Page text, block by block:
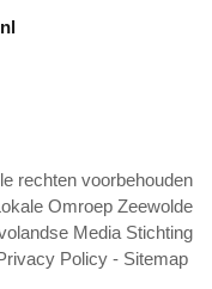
Alle rechten voorbehouden
Omroep Zeewolde
Media Stichting
Policy - Sitemap